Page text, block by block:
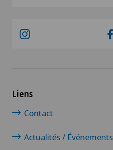
Liens
Contact
Actualités / Événements